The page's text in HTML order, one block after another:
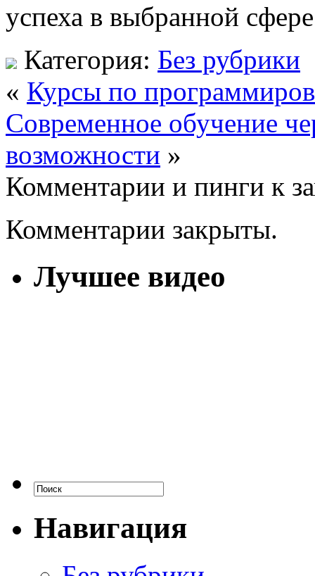
успеха в выбранной
Категория: Без рубрики
« Курсы по
Современное обучение
возможности »
Комментарии и пинги к
Комментарии закрыты.
Лучшее видео
Навигация